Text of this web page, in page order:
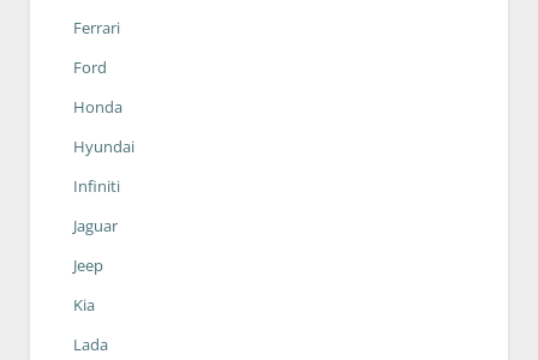
Ferrari
Ford
Honda
Hyundai
Infiniti
Jaguar
Jeep
Kia
Lada